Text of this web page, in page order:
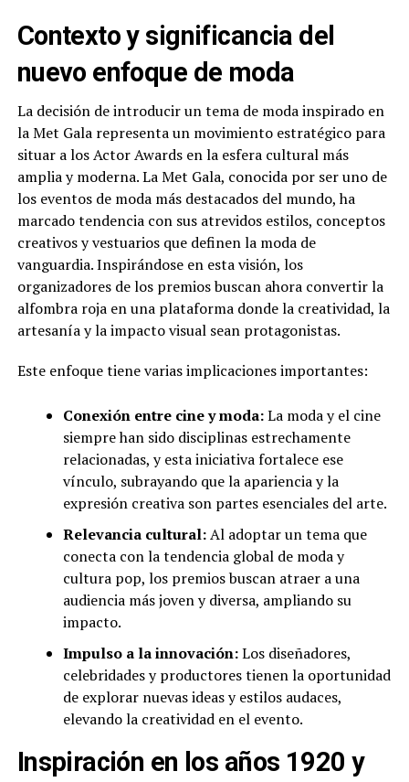
Contexto y significancia del
nuevo enfoque de moda
La decisión de introducir un tema de moda inspirado en
la Met Gala representa un movimiento estratégico para
situar a los Actor Awards en la esfera cultural más
amplia y moderna. La Met Gala, conocida por ser uno de
los eventos de moda más destacados del mundo, ha
marcado tendencia con sus atrevidos estilos, conceptos
creativos y vestuarios que definen la moda de
vanguardia. Inspirándose en esta visión, los
organizadores de los premios buscan ahora convertir la
alfombra roja en una plataforma donde la creatividad, la
artesanía y la impacto visual sean protagonistas.
Este enfoque tiene varias implicaciones importantes:
Conexión entre cine y moda:La moda y el cine
siempre han sido disciplinas estrechamente
relacionadas, y esta iniciativa fortalece ese
vínculo, subrayando que la apariencia y la
expresión creativa son partes esenciales del arte.
Relevancia cultural:Al adoptar un tema que
conecta con la tendencia global de moda y
cultura pop, los premios buscan atraer a una
audiencia más joven y diversa, ampliando su
impacto.
Impulso a la innovación:Los diseñadores,
celebridades y productores tienen la oportunidad
de explorar nuevas ideas y estilos audaces,
elevando la creatividad en el evento.
Inspiración en los años 1920 y